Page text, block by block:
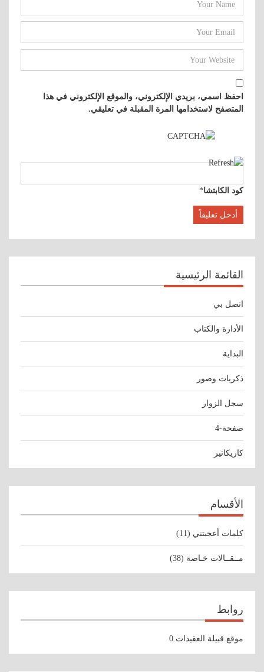
احفظ اسمي، بريدي الإلكتروني، والموقع الإلكتروني في هذا
المتصفح لاستخدامها المرة المقبلة في تعليقي.
كود الكابتشا*
القائمة الرئيسية
اتصل بي
الأدارة والكتاب
البداية
ذكريات وصور
سجل الزوار
صفحة-4
كاريكاتير
الأقسام
كلمات أعجبتني (11)
مــقــالات خـاصة (38)
روابط
موقع قبيلة العقيدات